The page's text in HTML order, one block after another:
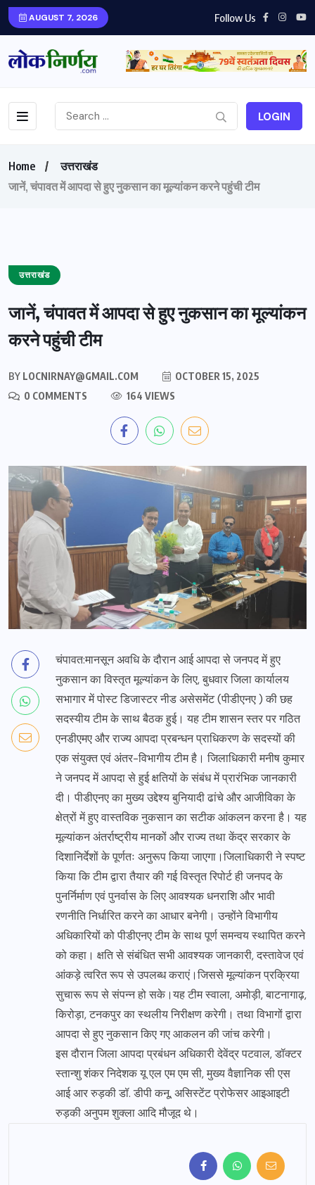
AUGUST 7, 2026 Follow Us
LOGIN
Home
उत्तराखंड
जानें, चंपावत में आपदा से हुए नुकसान का मूल्यांकन करने पहुंची टीम
उत्तराखंड
जानें, चंपावत में आपदा से हुए नुकसान का मूल्यांकन
करने पहुंची टीम
BY LOCNIRNAY@GMAIL.COM
OCTOBER 15, 2025
0 COMMENTS
164 VIEWS
चंपावत:मानसून अवधि के दौरान आई आपदा से जनपद में हुए
नुकसान का विस्तृत मूल्यांकन के लिए, बुधवार जिला कार्यालय
सभागार में पोस्ट डिजास्टर नीड असेसमेंट (पीडीएनए ) की छह
सदस्यीय टीम के साथ बैठक हुई। यह टीम शासन स्तर पर गठित
एनडीएमए और राज्य आपदा प्रबन्धन प्राधिकरण के सदस्यों की
एक संयुक्त एवं अंतर-विभागीय टीम है। जिलाधिकारी मनीष कुमार
ने जनपद में आपदा से हुई क्षतियों के संबंध में प्रारंभिक जानकारी
दी। पीडीएनए का मुख्य उद्देश्य बुनियादी ढांचे और आजीविका के
क्षेत्रों में हुए वास्तविक नुकसान का सटीक आंकलन करना है। यह
मूल्यांकन अंतर्राष्ट्रीय मानकों और राज्य तथा केंद्र सरकार के
दिशानिर्देशों के पूर्णतः अनुरूप किया जाएगा।जिलाधिकारी ने स्पष्ट
किया कि टीम द्वारा तैयार की गई विस्तृत रिपोर्ट ही जनपद के
पुनर्निर्माण एवं पुनर्वास के लिए आवश्यक धनराशि और भावी
रणनीति निर्धारित करने का आधार बनेगी। उन्होंने विभागीय
अधिकारियों को पीडीएनए टीम के साथ पूर्ण समन्वय स्थापित करने
को कहा। क्षति से संबंधित सभी आवश्यक जानकारी, दस्तावेज एवं
आंकड़े त्वरित रूप से उपलब्ध कराएं।जिससे मूल्यांकन प्रक्रिया
सुचारू रूप से संपन्न हो सके।यह टीम स्वाला, अमोड़ी, बाटनागाढ़,
किरोड़ा, टनकपुर का स्थलीय निरीक्षण करेगी। तथा विभागों द्वारा
आपदा से हुए नुकसान किए गए आकलन की जांच करेगी।
इस दौरान जिला आपदा प्रबंधन अधिकारी देवेंद्र पटवाल, डॉक्टर
स्तान्शु शंकर निदेशक यू एल एम एम सी, मुख्य वैज्ञानिक सी एस
आई आर रुड़की डॉ. डीपी कनू, असिस्टेंट प्रोफेसर आइआइटी
रुड़की अनुपम शुक्ला आदि मौजूद थे।